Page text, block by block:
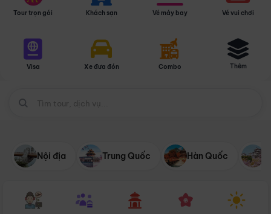
Tour trọn gói Khách sạn Vé máy bay Vé vui chơi
Visa Xe đưa đón Combo Thêm
Nội địa Trung Quốc Hàn Quốc